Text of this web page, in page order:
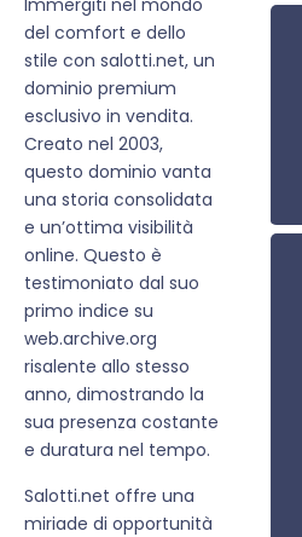
Immergiti nel mondo
del comfort e dello
stile con salotti.net, un
dominio premium
esclusivo in vendita.
Creato nel 2003,
questo dominio vanta
una storia consolidata
e un’ottima visibilità
online. Questo è
testimoniato dal suo
primo indice su
web.archive.org
risalente allo stesso
anno, dimostrando la
sua presenza costante
e duratura nel tempo.
Salotti.net offre una
miriade di opportunità